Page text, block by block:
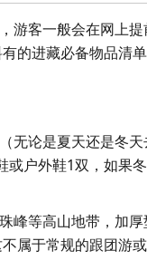
，游客一般会在网上
有的进藏必备物品清
论是夏天还是冬
户外鞋1双，如果
等高山地带，加
属于常规的跟团游